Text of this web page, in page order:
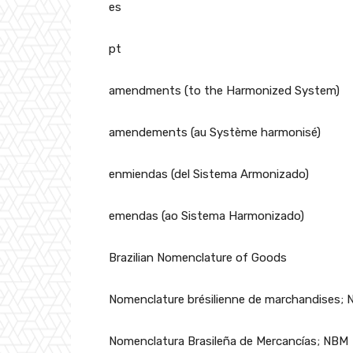
es
pt
amendments (to the Harmonized System)
amendements (au Système harmonisé)
enmiendas (del Sistema Armonizado)
emendas (ao Sistema Harmonizado)
Brazilian Nomenclature of Goods
Nomenclature brésilienne de marchandises;
Nomenclatura Brasileña de Mercancías; NBM